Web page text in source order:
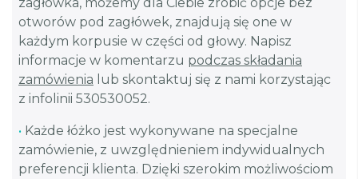
otworów pod zagłówek, znajdują się one w
każdym korpusie w części od głowy. Napisz
informacje w komentarzu podczas składania
zamówienia lub skontaktuj się z nami korzystając
z infolinii 530530052.
• Każde łóżko jest wykonywane na specjalne
zamówienie, z uwzględnieniem indywidualnych
preferencji klienta. Dzięki szerokim możliwościom